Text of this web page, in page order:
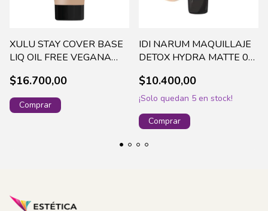
XULU STAY COVER BASE
LIQ OIL FREE VEGANA
$16.700,00
IDI NARUM MAQUILLAJE
DETOX HYDRA MATTE 02
$10.400,00
¡Solo quedan 5 en stock!